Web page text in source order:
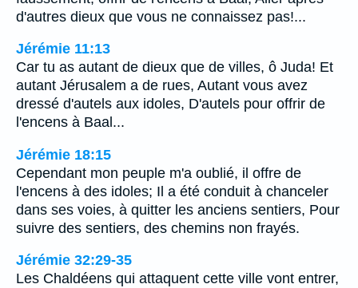
d'autres dieux que vous ne connaissez pas!...
Jérémie 11:13
Car tu as autant de dieux que de villes, ô Juda! Et
autant Jérusalem a de rues, Autant vous avez
dressé d'autels aux idoles, D'autels pour offrir de
l'encens à Baal...
Jérémie 18:15
Cependant mon peuple m'a oublié, il offre de
l'encens à des idoles; Il a été conduit à chanceler
dans ses voies, à quitter les anciens sentiers, Pour
suivre des sentiers, des chemins non frayés.
Jérémie 32:29-35
Les Chaldéens qui attaquent cette ville vont entrer,